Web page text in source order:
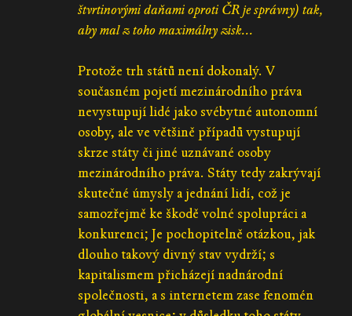
štvrtinovými daňami oproti ČR je správny) tak,
aby mal z toho maximálny zisk...
Protože trh států není dokonalý. V
současném pojetí mezinárodního práva
nevystupují lidé jako svébytné autonomní
osoby, ale ve většině případů vystupují
skrze státy či jiné uznávané osoby
mezinárodního práva. Státy tedy zakrývají
skutečné úmysly a jednání lidí, což je
samozřejmě ke škodě volné spolupráci a
konkurenci; Je pochopitelně otázkou, jak
dlouho takový divný stav vydrží; s
kapitalismem přicházejí nadnárodní
společnosti, a s internetem zase fenomén